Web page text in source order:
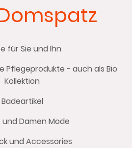
für Sie und Ihn
Pflegeprodukte - auch als Bio
Kollektion
Badeartikel
und Damen Mode
und Accessories